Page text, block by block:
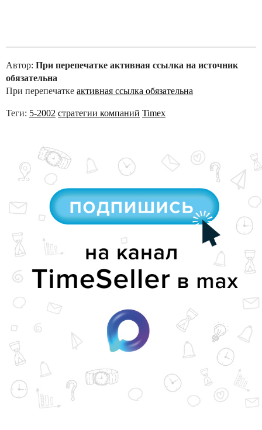
Автор: При перепечатке активная ссылка на источник
обязательна
При перепечатке активная ссылка обязательна
Теги: 5-2002 стратегии компаний Timex